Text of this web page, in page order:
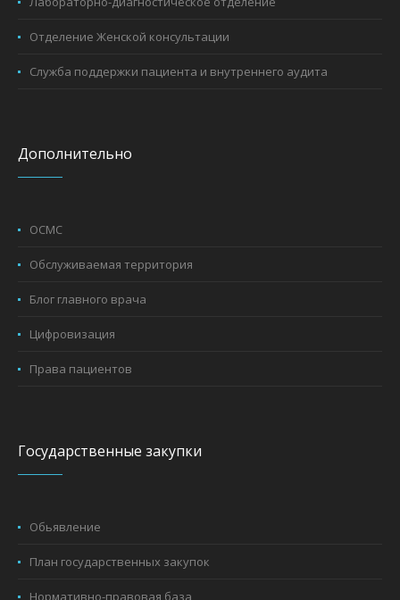
Отделение Женской консультации
Служба поддержки пациента и внутреннего аудита
Дополнительно
ОСМС
Обслуживаемая территория
Блог главного врача
Цифровизация
Права пациентов
Государственные закупки
Обьявление
План государственных закупок